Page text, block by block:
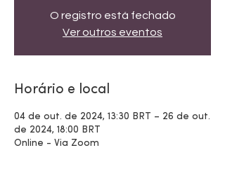
O registro está fechado
Ver outros eventos
Horário e local
04 de out. de 2024, 13:30 BRT – 26 de out.
de 2024, 18:00 BRT
Online - Via Zoom